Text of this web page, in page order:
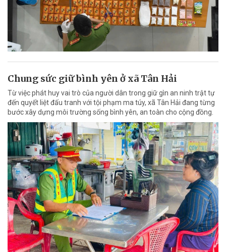
Chung sức giữ bình yên ở xã Tân Hải
Từ việc phát huy vai trò của người dân trong giữ gìn an ninh trật tự
đến quyết liệt đấu tranh với tội phạm ma túy, xã Tân Hải đang từng
bước xây dựng môi trường sống bình yên, an toàn cho cộng đồng.